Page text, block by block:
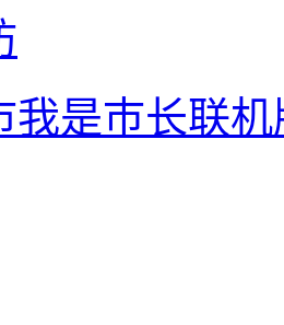
我是巿长联机